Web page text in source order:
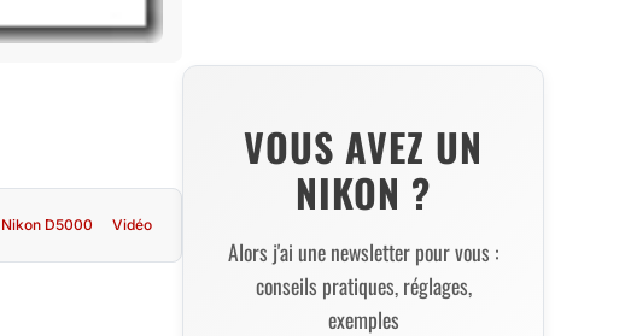
Nikon D5000 Vidéo
VOUS AVEZ UN
NIKON ?
Alors j'ai une newsletter pour vous :
conseils pratiques, réglages,
exemples